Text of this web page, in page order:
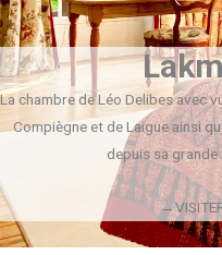
La chambre de Léo Delibes avec
Compiègne et de Laigue ainsi
depuis sa grande